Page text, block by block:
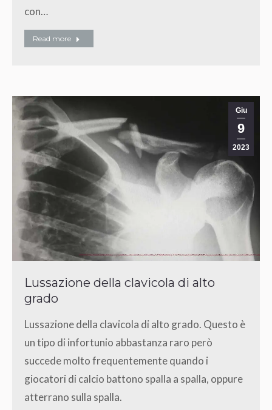
con…
Read more
Giu
9
2023
Lussazione della clavicola di alto
grado
Lussazione della clavicola di alto grado. Questo è
un tipo di infortunio abbastanza raro però
succede molto frequentemente quando i
giocatori di calcio battono spalla a spalla, oppure
atterrano sulla spalla.